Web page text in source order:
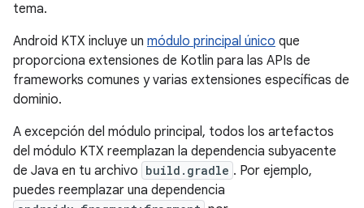
tema.
Android KTX incluye un módulo principal único que
proporciona extensiones de Kotlin para las APIs de
frameworks comunes y varias extensiones específicas de
dominio.
A excepción del módulo principal, todos los artefactos
del módulo KTX reemplazan la dependencia subyacente
de Java en tu archivo build.gradle . Por ejemplo,
puedes reemplazar una dependencia